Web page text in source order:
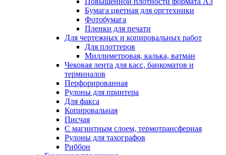
Бумага цветная для оргтехники
Фотобумага
Пленки для печати
Для чертежных и копировальных работ
Для плоттеров
Миллиметровая, калька, ватман
Чековая лента для касс, банкоматов и
терминалов
Перфорированная
Рулоны для принтера
Для факса
Копировальная
Писчая
С магнитным слоем, термотрансферная
Рулоны для тахографов
Риббон